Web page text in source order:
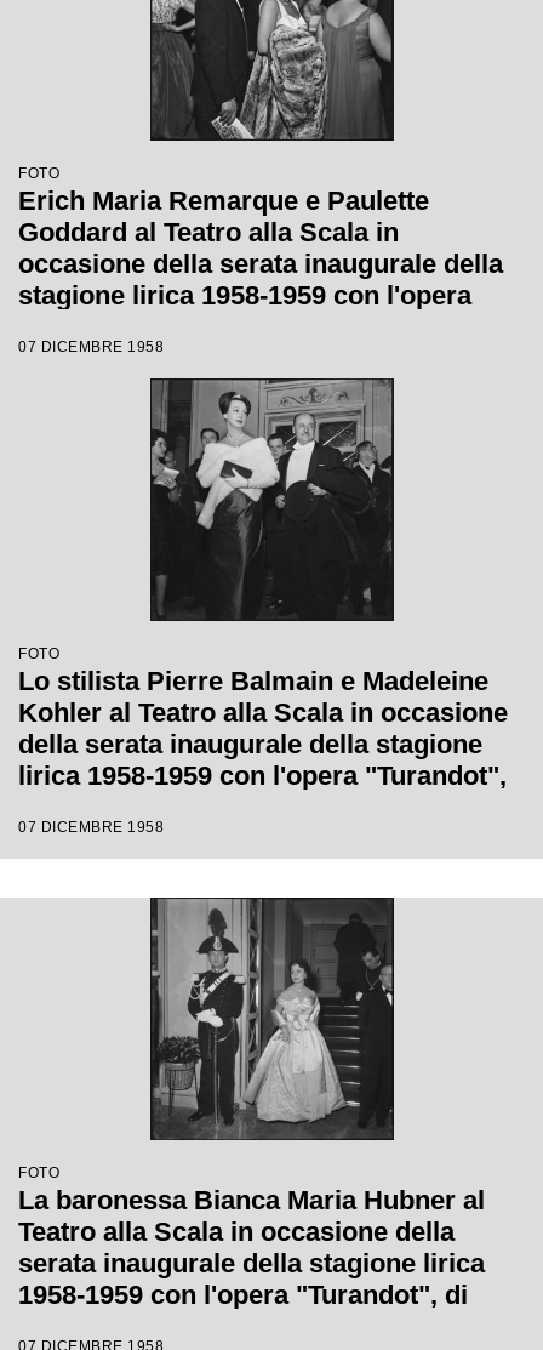
FOTO
Erich Maria Remarque e Paulette
Goddard al Teatro alla Scala in
occasione della serata inaugurale della
stagione lirica 1958-1959 con l'opera
da Antonino Votto, con la regia di
Margherita Wallmann
07 DICEMBRE 1958
FOTO
Lo stilista Pierre Balmain e Madeleine
Kohler al Teatro alla Scala in occasione
della serata inaugurale della stagione
lirica 1958-1959 con l'opera "Turandot",
Votto con la regia di Margherita
07 DICEMBRE 1958
FOTO
La baronessa Bianca Maria Hubner al
Teatro alla Scala in occasione della
serata inaugurale della stagione lirica
1958-1959 con l'opera "Turandot", di
07 DICEMBRE 1958